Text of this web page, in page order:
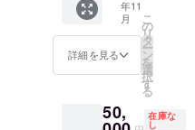
ジュー
ルを
でお送
り致し
きな場
は負担
をお願
い致し
ます
く支援
を決め
ていた
だいた
干の値
上げを
を１日
レンタ
ルでき
る権利
(俥夫付
き) 記念
影やプ
ロポー
年11
月
詳細を見る
こ
の
リ
タ
ー
ン
を
選
択
す
る
50, 在庫な
し